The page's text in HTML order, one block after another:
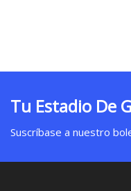
Tu Estadio De
Suscríbase a nuestro